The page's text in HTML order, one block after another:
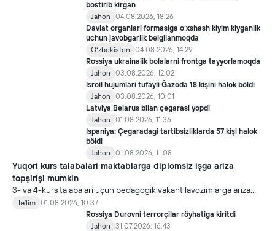
bostirib kirgan
Jahon
04.08.2026, 18:26
Davlat organlari formasiga o‘xshash kiyim kiyganlik
uchun javobgarlik belgilanmoqda
Oʻzbekiston
04.08.2026, 14:29
Rossiya ukrainalik bolalarni frontga tayyorlamoqda
Jahon
03.08.2026, 12:02
Isroil hujumlari tufayli Ğazoda 18 kişini halok böldi
Jahon
03.08.2026, 10:01
Latviya Belarus bilan çegarasi yopdi
Jahon
01.08.2026, 11:36
Ispaniya: Çegaradagi tartibsizliklarda 57 kişi halok
böldi
Jahon
01.08.2026, 11:08
Yuqori kurs talabalari maktablarga diplomsiz işga ariza
topşirişi mumkin
3- va 4-kurs talabalari uçun pedagogik vakant lavozimlarga ariza
topşirish yanada soddalaştirildi.
Ta'lim 01.08.2026, 10:37
Rossiya Durovni terrorçilar röyhatiga kiritdi
Jahon
31.07.2026, 16:43